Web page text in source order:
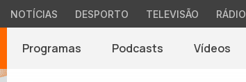
NOTÍCIAS DESPORTO TELEVISÃO RÁDIO
Programas Podcasts Vídeos